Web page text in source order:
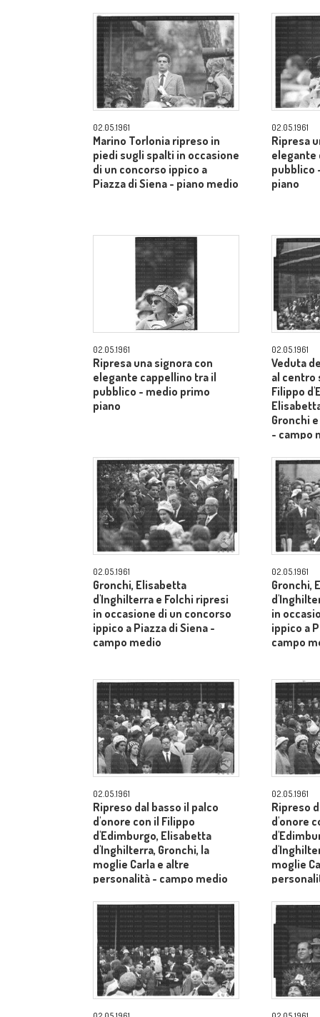
02.05.1961
Marino Torlonia ripreso in
piedi sugli spalti in occasione
di un concorso ippico a
Piazza di Siena - piano medio
02.05.1961
Ripresa
elegante
pubblico
piano
02.05.1961
Ripresa una signora con
elegante cappellino tra il
pubblico - medio primo
piano
02.05.1961
Veduta
al centro
Filippo
Gronchi
- campo
02.05.1961
Gronchi, Elisabetta
d'Inghilterra e Folchi ripresi
in occasione di un concorso
ippico a Piazza di Siena -
campo medio
02.05.1961
Gronchi,
in
ippico a
campo
02.05.1961
Ripreso dal basso il palco
d'onore con il Filippo
d'Edimburgo, Elisabetta
d'Inghilterra, Gronchi, la
moglie Carla e altre
personalità - campo medio
02.05.1961
Ripreso
d'onore
moglie